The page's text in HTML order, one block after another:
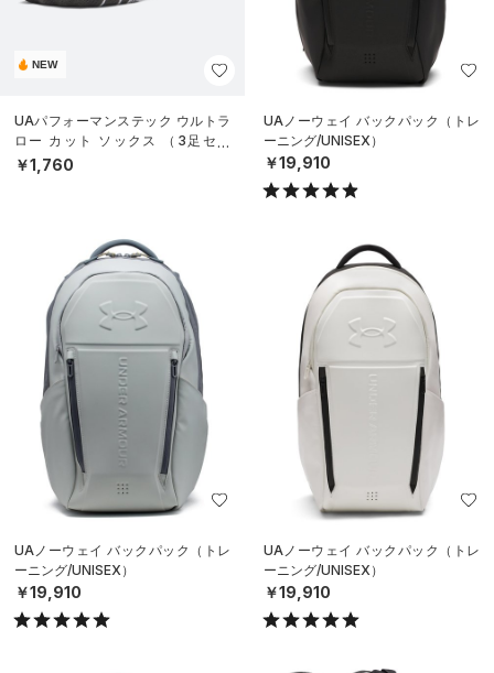
NEW
UAパフォーマンステック ウルトラ
ロー カット ソックス （3足セッ
ト）（トレーニング/UNISEX）
￥1,760
UAノーウェイ バックパック（トレ
ーニング/UNISEX）
￥19,910
UAノーウェイ バックパック（トレ
ーニング/UNISEX）
￥19,910
UAノーウェイ バックパック（トレ
ーニング/UNISEX）
￥19,910